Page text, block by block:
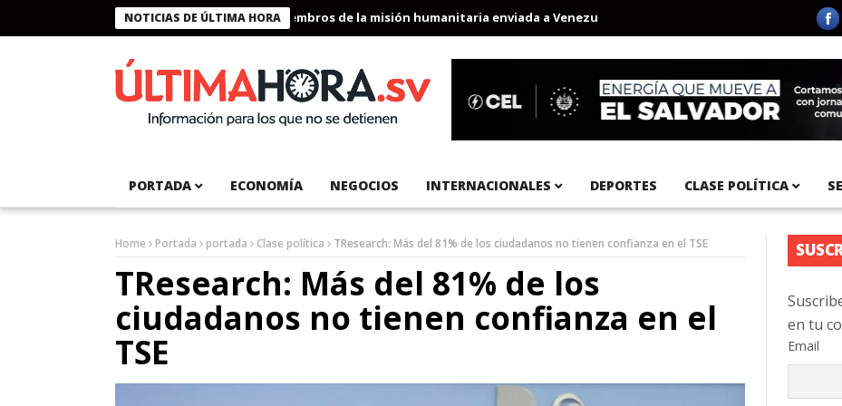
NOTICIAS DE ÚLTIMA HORA
Presidente Bukele condecora a miembros de la misión humanitaria enviada a Venezuela Aeropuerto Internacional del Pacífico
PORTADA ECONOMÍA NEGOCIOS INTERNACIONALES DEPORTES CLASE POLÍTICA
Home Portada portada Clase política TResearch: Más del 81% de los ciudadanos no tienen confianza en el TSE
TResearch: Más del 81% de los
ciudadanos no tienen confianza en el
TSE
en tu
Email